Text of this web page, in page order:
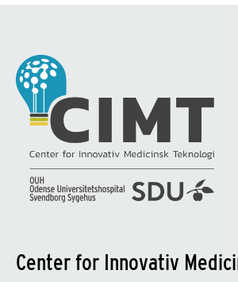
Center for Innovativ